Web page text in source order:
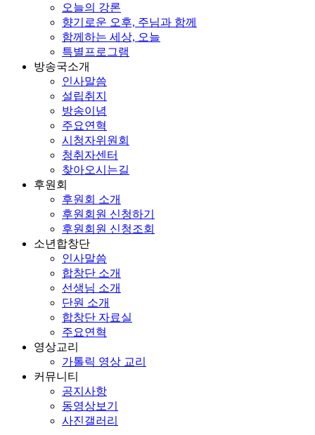
오늘의 강론
향기로운 오후, 주님과 함께
함께하는 세상, 오늘
특별프로그램
방송국소개
인사말씀
설립취지
방송이념
주요연혁
시청자위원회
청취자센터
찾아오시는길
후원회
후원회 소개
후원회원 신청하기
후원회원 신청조회
소년합창단
인사말씀
합창단 소개
선생님 소개
단원 소개
합창단 자료실
주요연혁
영상교리
가톨릭 영상 교리
커뮤니티
공지사항
동영상보기
사진갤러리